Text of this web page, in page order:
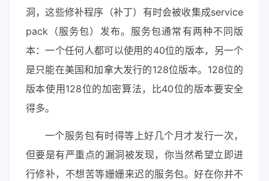
洞，这些修补程序（补丁）有时会被收集成service
pack（服务包）发布。服务包通常有两种不同版
本：一个任何人都可以使用的40位的版本，另一个
是只能在美国和加拿大发行的128位版本。128位的
版本使用128位的加密算法，比40位的版本要安全
得多。
一个服务包有时得等上好几个月才发行一次，
但要是有严重点的漏洞被发现，你当然希望立即进
行修补，不想苦等姗姗来迟的服务包。好在你并不